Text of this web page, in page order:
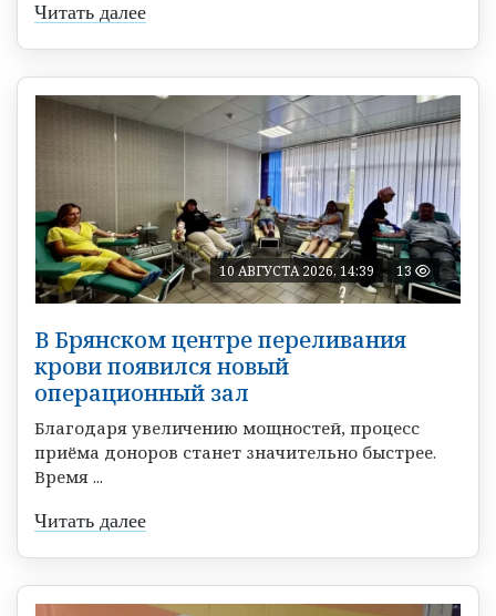
Читать далее
10 АВГУСТА 2026, 14:39 13
В Брянском центре переливания
крови появился новый
операционный зал
Благодаря увеличению мощностей, процесс
приёма доноров станет значительно быстрее.
Время ...
Читать далее